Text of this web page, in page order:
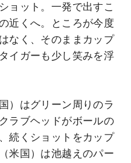
ョット。一発で出すこ
近くへ。ところが今度
なく、そのままカップ
イガーも少し笑みを浮
）はグリーン周りのラ
ラブヘッドがボールの
続くショットをカップ
米国）は池越えのパー